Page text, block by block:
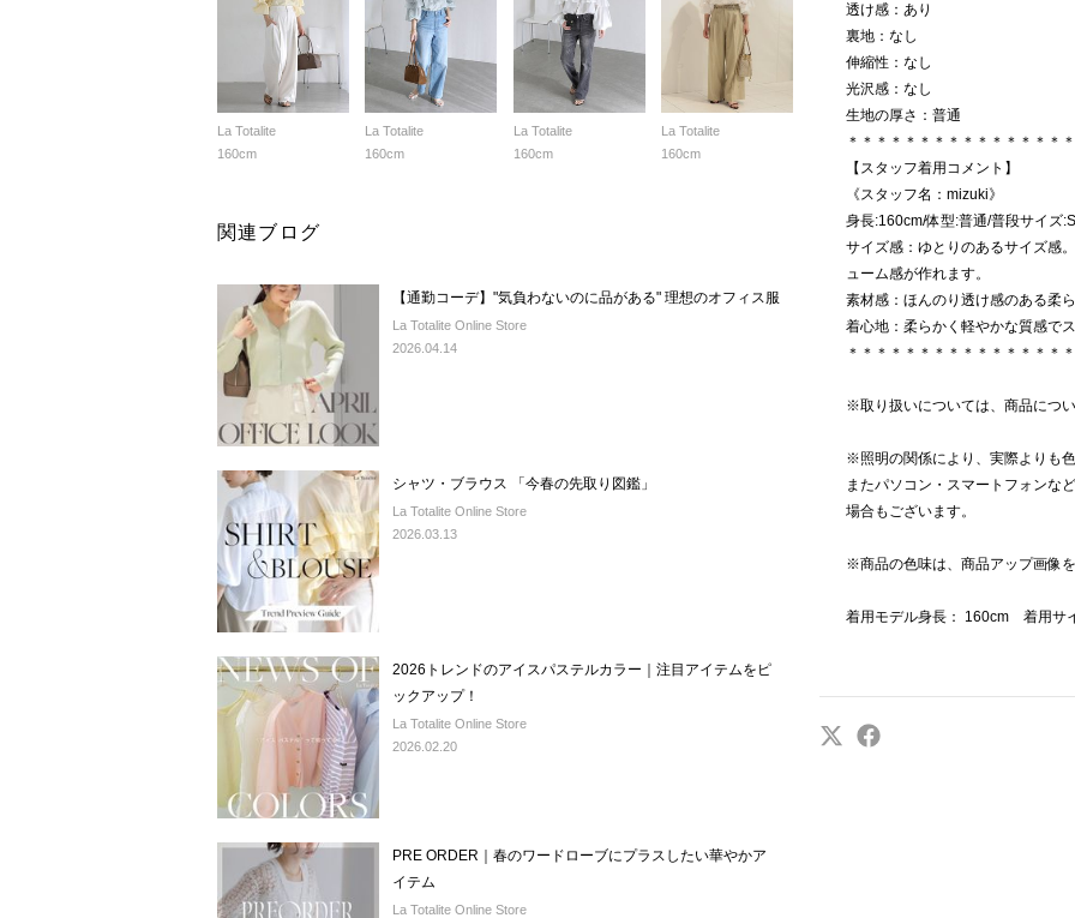
La Totalite
160cm
La Totalite
160cm
La Totalite
160cm
La Totalite
160cm
関連ブログ
【通勤コーデ】"気負わないのに品がある" 理想のオフィス服
La Totalite Online Store
2026.04.14
シャツ・ブラウス 「今春の先取り図鑑」
La Totalite Online Store
2026.03.13
2026トレンドのアイスパステルカラー｜注目アイテムをピ
ックアップ！
La Totalite Online Store
2026.02.20
PRE ORDER｜春のワードローブにプラスしたい華やかア
イテム
La Totalite Online Store
透け感：あり
裏地：なし
伸縮性：なし
光沢感：なし
生地の厚さ：普通
＊＊＊＊＊＊＊＊＊＊＊＊＊＊＊
【スタッフ着用コメント】
《スタッフ名：mizuki》
身長:160cm/体型:普通/普段サイズ
サイズ感：ゆとりのあるサイズ感
ューム感が作れます。
素材感：ほんのり透け感のある柔ら
着心地：柔らかく軽やかな質感で
＊＊＊＊＊＊＊＊＊＊＊＊＊＊＊
※取り扱いについては、商品につ
※照明の関係により、実際よりも
またパソコン・スマートフォンな
場合もございます。
※商品の色味は、商品アップ画像を
着用モデル身長： 160cm 着用サ